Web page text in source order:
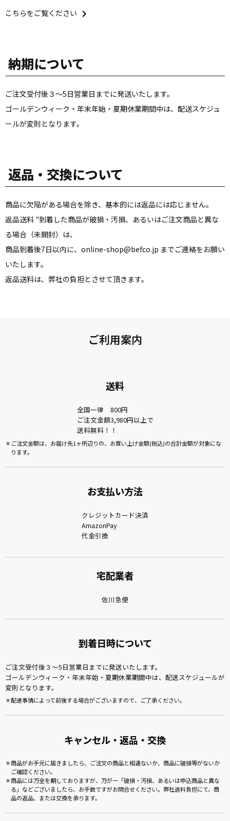
こちらをご覧ください
納期について
ご注文受付後３～5日営業日までに発送いたします。
ゴールデンウィーク・年末年始・夏期休業期間中は、配送スケジュ
ールが変則となります。
返品・交換について
商品に欠陥がある場合を除き、基本的には返品には応じません。
返品送料 "到着した商品が破損・汚損、あるいはご注文商品と異な
る場合（未開封）は、
商品到着後7日以内に、online-shop@befco.jp までご連絡をお願い
いたします。
返品送料は、弊社の負担とさせて頂きます。
ご利用案内
送料
全国一律 800円
ご注文金額3,980円以上で
送料無料！！
ご注文金額は、お届け先1ヶ所辺りの、お買い上げ金額(税込)の合計金額が対象にな
ります。
お支払い方法
クレジットカード決済
AmazonPay
代金引換
宅配業者
佐川急便
到着日時について
ご注文受付後３～5日営業日までに発送いたします。
ゴールデンウィーク・年末年始・夏期休業期間中は、配送スケジュールが
変則となります。
配達事情によって前後する場合がございますので、ご了承ください。
キャンセル・返品・交換
商品がお手元に届きましたら、ご注文の商品と相違ないか、商品に破損等がないか
ご確認ください。
商品には万全を期しておりますが、万が一「破損・汚損、あるいは申込商品と異な
る」などございましたら、お手数ですがお問合せください。弊社送料負担にて、商
品の返品、または交換を承ります。